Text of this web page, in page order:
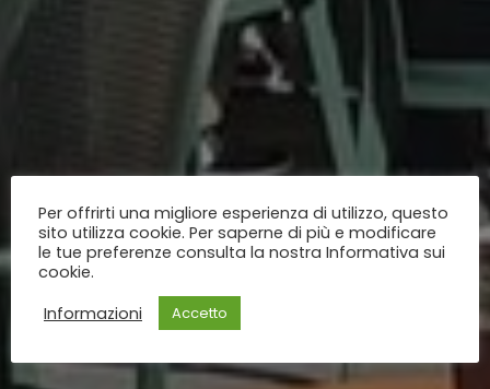
Per offrirti una migliore esperienza di utilizzo, questo
sito utilizza cookie. Per saperne di più e modificare
le tue preferenze consulta la nostra Informativa sui
cookie.
Informazioni
Accetto